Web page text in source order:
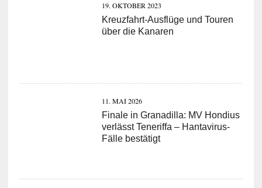
19. OKTOBER 2023
Kreuzfahrt-Ausflüge und Touren
über die Kanaren
11. MAI 2026
Finale in Granadilla: MV Hondius
verlässt Teneriffa – Hantavirus-
Fälle bestätigt